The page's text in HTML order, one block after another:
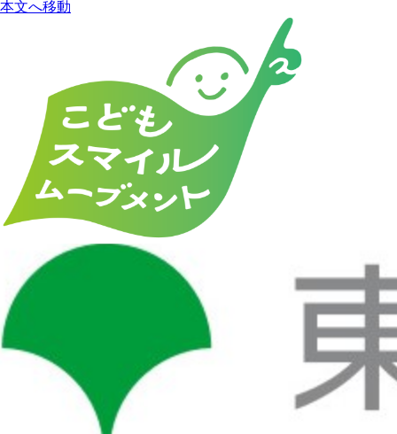
本文へ移動